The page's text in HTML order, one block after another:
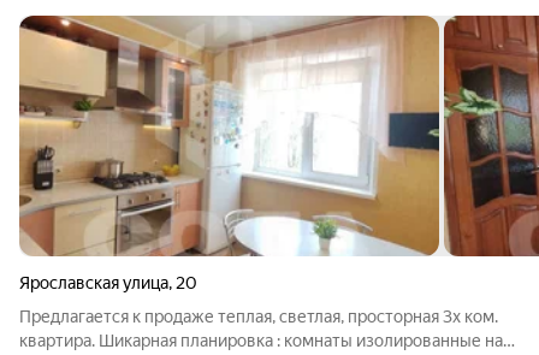
Ярославская улица, 20
Предлагается к продаже теплая, светлая, просторная 3х ком.
квартира. Шикарная планировка : комнаты изолированные на